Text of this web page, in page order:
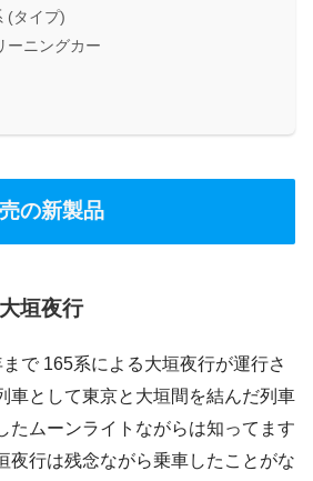
(タイプ)
ーニングカー
の新製品
垣夜行
で 165系による大垣夜行が運行さ
車として東京と大垣間を結んだ列車
たムーンライトながらは知ってます
夜行は残念ながら乗車したことがな